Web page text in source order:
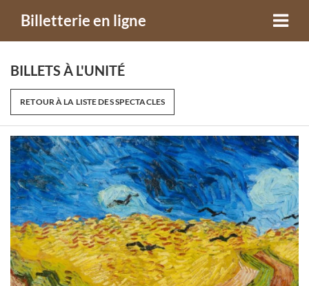
Billetterie en ligne
BILLETS À L'UNITÉ
RETOUR À LA LISTE DES SPECTACLES